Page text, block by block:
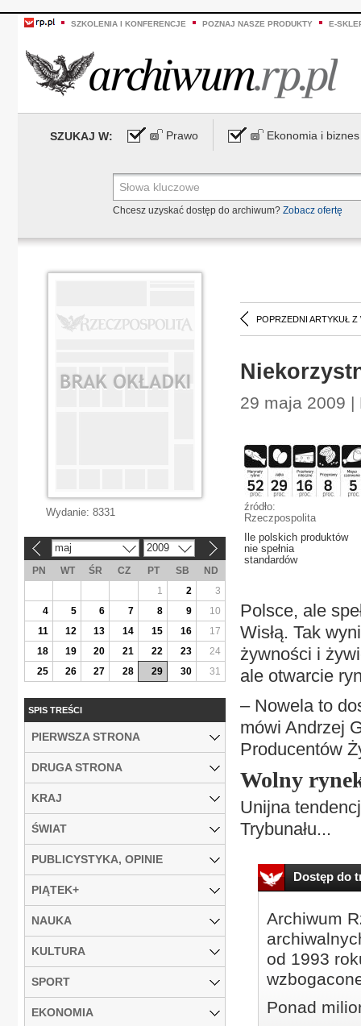
SZKOLENIA I KONFERENCJE POZNAJ NASZE PRODUKTY E-
SZUKAJ W: Prawo Ekonomia i biznes
Chcesz uzyskać dostęp do archiwum? Zobacz ofertę
POPRZEDNI ARTYKUŁ Z
29 maja 2009 |
źródło:
Rzeczpospolita
Ile polskich produktów
nie spełnia
standardów
Polsce, ale
Wisłą. Tak
żywności i
ale otwarcie
– Nowela to
mówi Andrzej
Producentów
Wolny
Unijna
Trybunału...
Dostęp do
Archiwum
od 1993
Ponad
Wydanie: 8331
maj 2009
PN WT ŚR CZ PT SB
ND
1
2
3
4
5 6 7 8 9
10
11
12 13 14 15 16
17
18
19 20 21 22 23
24
25
26 27 28 29 30 31
SPIS TREŚCI
PIERWSZA STRONA
DRUGA STRONA
KRAJ
ŚWIAT
PUBLICYSTYKA, OPINIE
PIĄTEK+
NAUKA
KULTURA
SPORT
EKONOMIA